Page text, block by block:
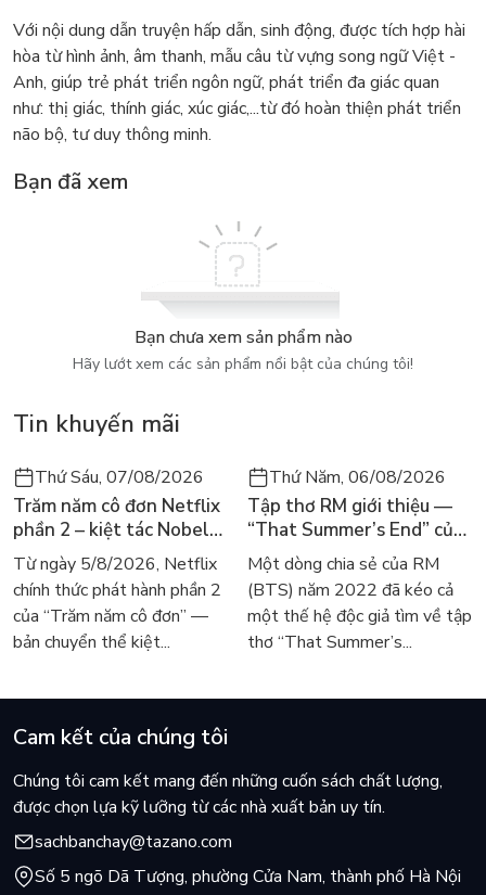
Với nội dung dẫn truyện hấp dẫn, sinh động, được tích hợp hài
hòa từ hình ảnh, âm thanh, mẫu câu từ vựng song ngữ Việt -
Anh, giúp trẻ phát triển ngôn ngữ, phát triển đa giác quan
như: thị giác, thính giác, xúc giác,...từ đó hoàn thiện phát triển
não bộ, tư duy thông minh.
Bạn đã xem
Bạn chưa xem sản phẩm nào
Hãy lướt xem các sản phẩm nổi bật của chúng tôi!
Tin khuyến mãi
Thứ Sáu, 07/08/2026
Trăm năm cô đơn Netflix
phần 2 – kiệt tác Nobel
trở lại màn ảnh, dòng
người tìm đọc lại García
Márquez
Từ ngày 5/8/2026, Netflix
chính thức phát hành phần 2
của “Trăm năm cô đơn” —
bản chuyển thể kiệt...
Thứ Năm, 06/08/2026
Tập thơ RM giới thiệu —
“That Summer’s End” của
Lee Seong-bok ra mắt bản
tiếng Anh sau 4 năm gây
sốt
Một dòng chia sẻ của RM
(BTS) năm 2022 đã kéo cả
một thế hệ độc giả tìm về tập
thơ “That Summer’s...
Cam kết của chúng tôi
Chúng tôi cam kết mang đến những cuốn sách chất lượng,
được chọn lựa kỹ lưỡng từ các nhà xuất bản uy tín.
sachbanchay@tazano.com
Số 5 ngõ Dã Tượng, phường Cửa Nam, thành phố Hà Nội